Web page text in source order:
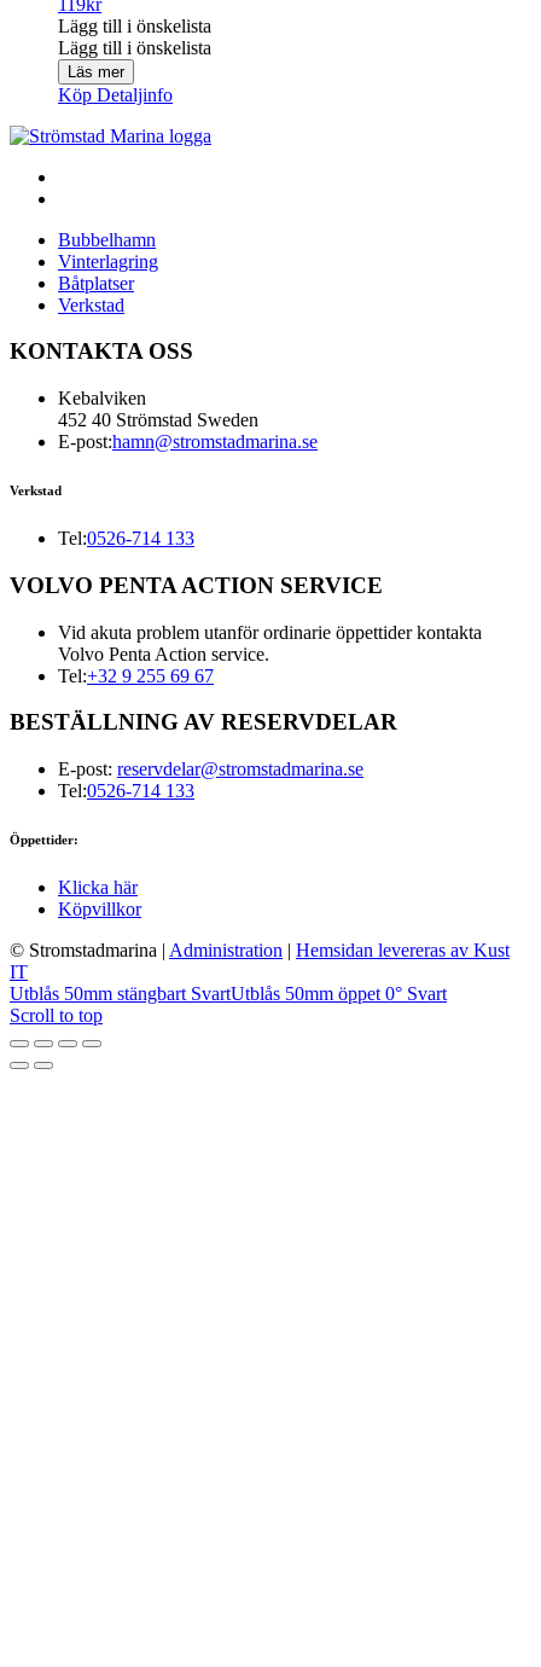
Lägg till i önskelista
Lägg till i önskelista
Läs mer
Köp Detaljinfo
Bubbelhamn
Vinterlagring
Båtplatser
Verkstad
KONTAKTA OSS
Kebalviken
452 40 Strömstad Sweden
E-post:hamn@stromstadmarina.se
Verkstad
Tel:0526-714 133
VOLVO PENTA ACTION SERVICE
Vid akuta problem utanför ordinarie öppettider kontakta
Volvo Penta Action service.
Tel:+32 9 255 69 67
BESTÄLLNING AV RESERVDELAR
E-post: reservdelar@stromstadmarina.se
Tel:0526-714 133
Öppettider:
Klicka här
Köpvillkor
© Stromstadmarina | Administration | Hemsidan levereras av Kust
IT
Utblås 50mm stängbart SvartUtblås 50mm öppet 0° Svart
Scroll to top